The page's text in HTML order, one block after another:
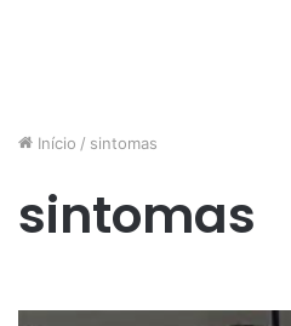
Início / sintomas
sintomas